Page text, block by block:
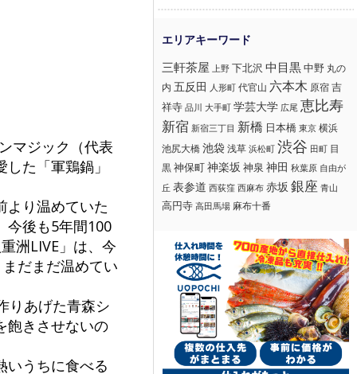
マジック（代表
た「軍鶏鍋」
より温めていた
今後も5年間100
洲LIVE」は、今
だまだ温めてい
りあげた青森シ
飽きさせないの
いうちに食べる
三軒茶屋 上野 下北沢 中目黒中野 丸の
内 五反田 人形町 代官山 六本木 原宿 吉
祥寺 品川 大手町 学芸大学 広尾 恵比寿
新宿 新宿三丁目 新橋 日本橋 東京 横浜
池尻大橋 池袋浅草 浜松町 渋谷 田町 目
黒神保町神楽坂 神泉 神田 秋葉原 自由が
丘 表参道 西荻窪 西麻布 赤坂 銀座 青山
高円寺 高田馬場 麻布十番